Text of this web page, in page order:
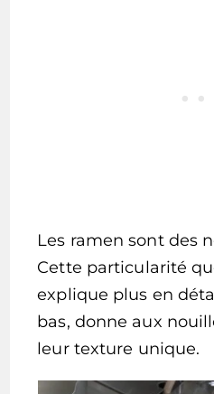
Les ramen sont des
Cette particularité
explique plus en
bas, donne aux
leur texture unique.